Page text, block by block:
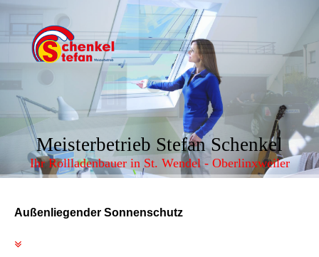
Meisterbetrieb Stefan Schenkel
Ihr Rollladenbauer in St. Wendel - Oberlinxweiler
Außenliegender Sonnenschutz